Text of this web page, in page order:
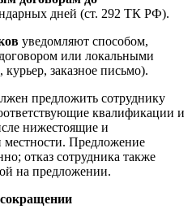
дней (ст. 292 ТК РФ).
уведомляют способом,
или локальными
заказное письмо).
предложить сотруднику
квалификации и
нижестоящие и
Предложение
отказ сотрудника также
на предложении.